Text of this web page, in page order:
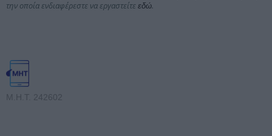
την οποία ενδιαφέρεστε να εργαστείτε εδώ.
Μ.Η.Τ. 242602